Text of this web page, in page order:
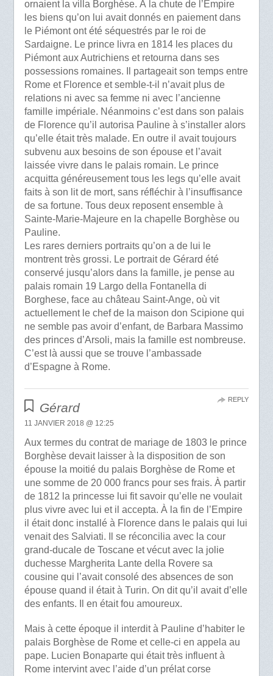
ornaient la villa Borghèse. À la chute de l’Empire
les biens qu’on lui avait donnés en paiement dans
le Piémont ont été séquestrés par le roi de
Sardaigne. Le prince livra en 1814 les places du
Piémont aux Autrichiens et retourna dans ses
possessions romaines. Il partageait son temps entre
Rome et Florence et semble-t-il n’avait plus de
relations ni avec sa femme ni avec l’ancienne
famille impériale. Néanmoins c’est dans son palais
de Florence qu’il autorisa Pauline à s’installer alors
qu’elle était très malade. En outre il avait toujours
subvenu aux besoins de son épouse et l’avait
laissée vivre dans le palais romain. Le prince
acquitta généreusement tous les legs qu’elle avait
faits à son lit de mort, sans réfléchir à l’insuffisance
de sa fortune. Tous deux reposent ensemble à
Sainte-Marie-Majeure en la chapelle Borghèse ou
Pauline.
Les rares derniers portraits qu’on a de lui le
montrent très grossi. Le portrait de Gérard été
conservé jusqu’alors dans la famille, je pense au
palais romain 19 Largo della Fontanella di
Borghese, face au château Saint-Ange, où vit
actuellement le chef de la maison don Scipione qui
ne semble pas avoir d’enfant, de Barbara Massimo
des princes d’Arsoli, mais la famille est nombreuse.
C’est là aussi que se trouve l’ambassade
d’Espagne à Rome.
Gérard
11 JANVIER 2018 @ 12:25
Aux termes du contrat de mariage de 1803 le prince
Borghèse devait laisser à la disposition de son
épouse la moitié du palais Borghèse de Rome et
une somme de 20 000 francs pour ses frais. À partir
de 1812 la princesse lui fit savoir qu’elle ne voulait
plus vivre avec lui et il accepta. À la fin de l’Empire
il était donc installé à Florence dans le palais qui lui
venait des Salviati. Il se réconcilia avec la cour
grand-ducale de Toscane et vécut avec la jolie
duchesse Margherita Lante della Rovere sa
cousine qui l’avait consolé des absences de son
épouse quand il était à Turin. On dit qu’il avait d’elle
des enfants. Il en était fou amoureux.
Mais à cette époque il interdit à Pauline d’habiter le
palais Borghèse de Rome et celle-ci en appela au
pape. Lucien Bonaparte qui était très influent à
Rome intervint avec l’aide d’un prélat corse
REPLY